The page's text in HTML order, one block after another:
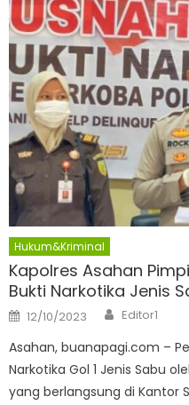
Hukum&Kriminal
Kapolres Asahan
Bukti Narkotika Jenis
Posted
on
12/10/2023 Author
Editor1
Asahan, buanapagi.com –
Narkotika Gol 1 Jenis Sabu
yang berlangsung di Kantor